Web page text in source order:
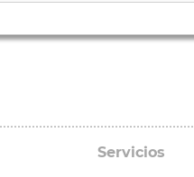
Servicios